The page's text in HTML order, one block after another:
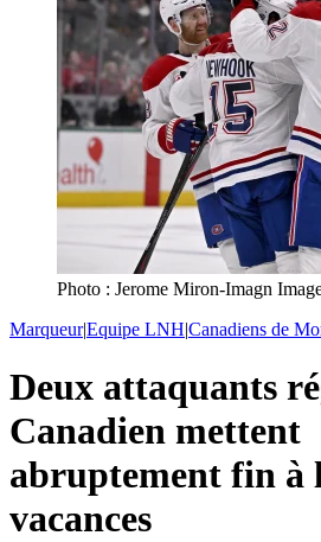
Photo : Jerome Miron-Imagn
Marqueur|Equipe LNH|Canadiens de
Deux attaquants
Canadien mettent
abruptement fin à
vacances